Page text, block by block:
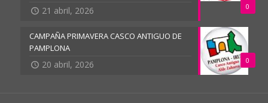
0
21 abril, 2026
0
CAMPAÑA PRIMAVERA CASCO ANTIGUO DE
PAMPLONA
20 abril, 2026